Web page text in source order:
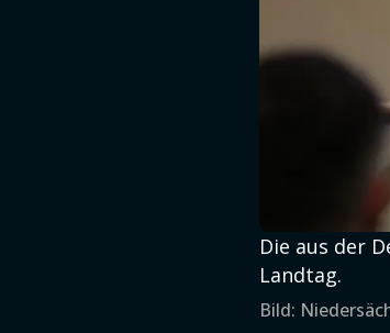
Die aus der
Landtag.
Bild: